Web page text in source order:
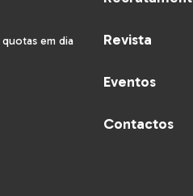
em dia Revista
Eventos
Contactos